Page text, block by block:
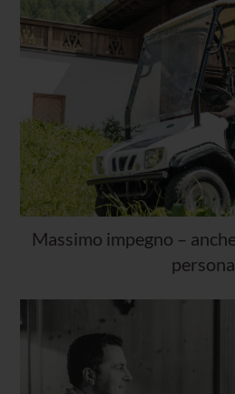
Massimo impegno –
persona